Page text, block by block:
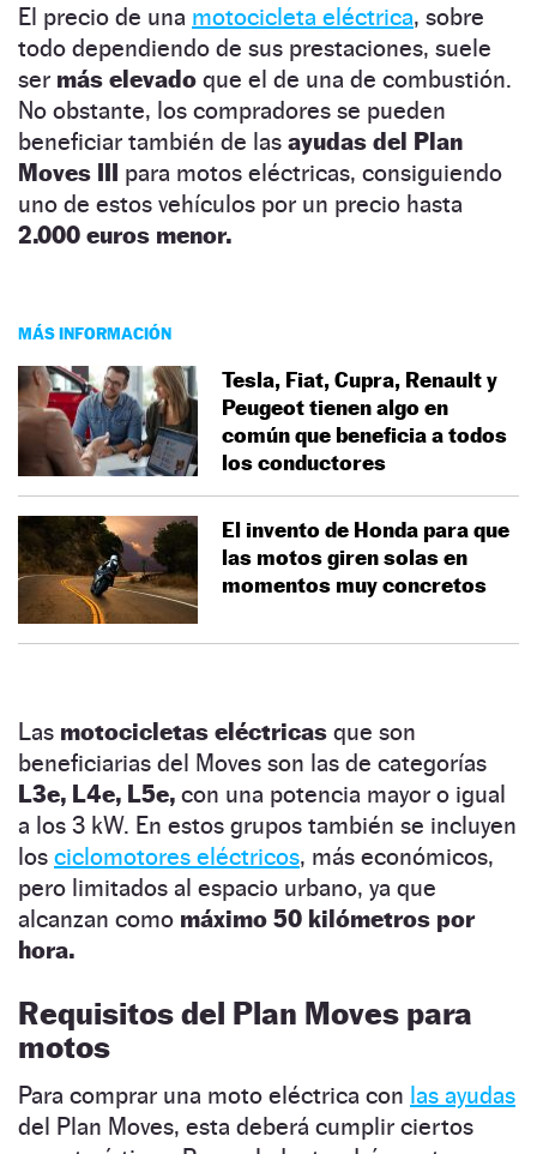
El precio de una motocicleta eléctrica, sobre
todo dependiendo de sus prestaciones, suele
ser más elevado que el de una de combustión.
No obstante, los compradores se pueden
beneficiar también de las ayudas del Plan
Moves III para motos eléctricas, consiguiendo
uno de estos vehículos por un precio hasta
2.000 euros menor.
MÁS INFORMACIÓN
Tesla, Fiat, Cupra, Renault y
Peugeot tienen algo en
común que beneficia a todos
los conductores
El invento de Honda para que
las motos giren solas en
momentos muy concretos
Las motocicletas eléctricas que son
beneficiarias del Moves son las de categorías
L3e, L4e, L5e, con una potencia mayor o igual
a los 3 kW. En estos grupos también se incluyen
los ciclomotores eléctricos, más económicos,
pero limitados al espacio urbano, ya que
alcanzan como máximo 50 kilómetros por
hora.
Requisitos del Plan Moves para
motos
Para comprar una moto eléctrica con las ayudas
del Plan Moves, esta deberá cumplir ciertos